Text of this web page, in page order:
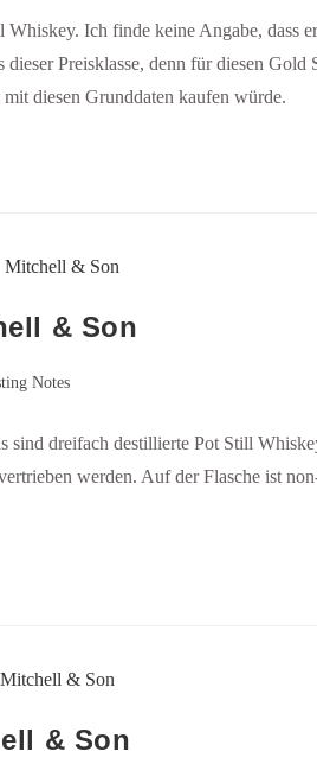
Ich finde keine Angabe, dass
Preisklasse, denn für diesen Gold
diesen Grunddaten kaufen würde.
& Son
Notes
sind dreifach destillierte Pot Still
werden. Auf der Flasche ist
& Son